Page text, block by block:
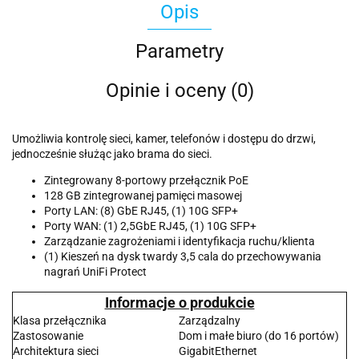
Opis
Parametry
Opinie i oceny (0)
Umożliwia kontrolę sieci, kamer, telefonów i dostępu do drzwi,
jednocześnie służąc jako brama do sieci.
Zintegrowany 8-portowy przełącznik PoE
128 GB zintegrowanej pamięci masowej
Porty LAN: (8) GbE RJ45, (1) 10G SFP+
Porty WAN: (1) 2,5GbE RJ45, (1) 10G SFP+
Zarządzanie zagrożeniami i identyfikacja ruchu/klienta
(1) Kieszeń na dysk twardy 3,5 cala do przechowywania
nagrań UniFi Protect
Informacje o produkcie
Klasa przełącznika
Zarządzalny
Zastosowanie
Dom i małe biuro (do 16 portów)
Architektura sieci
GigabitEthernet